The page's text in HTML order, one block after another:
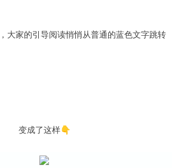
大家的引导阅读悄悄从普通的蓝色文字跳转
变成了这样👇